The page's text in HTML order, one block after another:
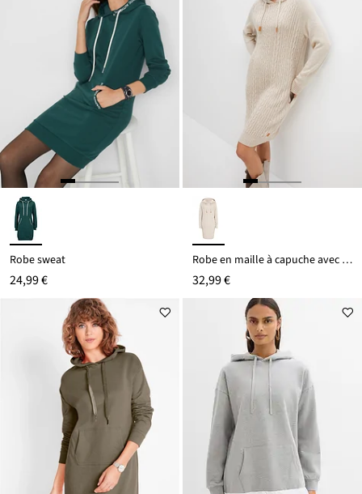
Robe sweat
24,99 €
Robe en maille à capuche avec torsades
32,99 €